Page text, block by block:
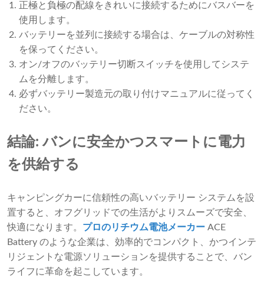
正極と負極の配線をきれいに接続するためにバスバーを
使用します。
バッテリーを並列に接続する場合は、ケーブルの対称性
を保ってください。
オン/オフのバッテリー切断スイッチを使用してシステ
ムを分離します。
必ずバッテリー製造元の取り付けマニュアルに従ってく
ださい。
結論: バンに安全かつスマートに電力
を供給する
キャンピングカーに信頼性の高いバッテリー システムを設
置すると、オフグリッドでの生活がよりスムーズで安全、
快適になります。 プロのリチウム電池メーカー ACE
Battery のような企業は、効率的でコンパクト、かつインテ
リジェントな電源ソリューションを提供することで、バン
ライフに革命を起こしています。